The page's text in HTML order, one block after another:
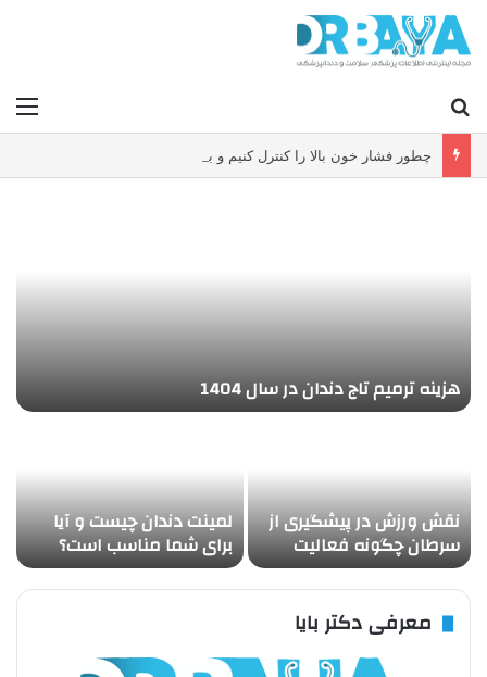
هزینه ترمیم تاج دندان در سال 1404
نقش ورزش در پیشگیری از
سرطان چگونه فعالیت
بدنی منظم خطر ابتلا به
سرطان را کاهش می دهد
لمینت دندان چیست و آیا
برای شما مناسب است؟
بررسی مزایا معایب و قیمت
لمینت دندان در سال ۱۴۰۴
معرفی دکتر بایا